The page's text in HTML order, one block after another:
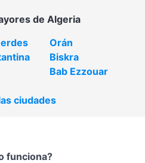
de Algeria
Orán
Biskra
Bab Ezzouar
ciudades
funciona?